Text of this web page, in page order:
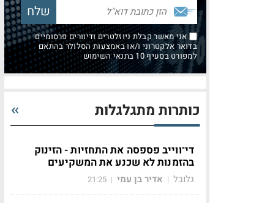
אני מאשר קבלת ניוזלטרים ודיוורים פרסומיים
בדואר אלקטרוני ו/או באמצעות הסלולר בהתאם
למפורט בסעיף 10 בתנאי השימוש
כותרות מתגלגלות
די־ווייב פספסה את התחזיות - הזינוק
בהזמנות לא שכנע את המשקיעים
גלובל | אדיר בן עמי |
21:25